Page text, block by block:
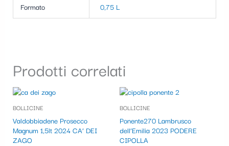
Formato 0,75 L
Prodotti correlati
BOLLICINE
Valdobbiadene Prosecco
Magnum 1,5lt 2024 CA’ DEI
ZAGO
BOLLICINE
Ponente270 Lambrusco
dell’Emilia 2023 PODERE
CIPOLLA